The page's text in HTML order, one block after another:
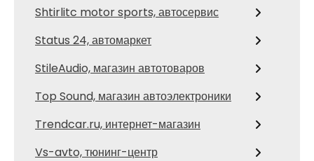
Shtirlitc motor sports, автосервис
Status 24, автомаркет
StileAudio, магазин автотоваров
Top Sound, магазин автоэлектроники
Trendcar.ru, интернет-магазин
Vs-avto, тюнинг-центр